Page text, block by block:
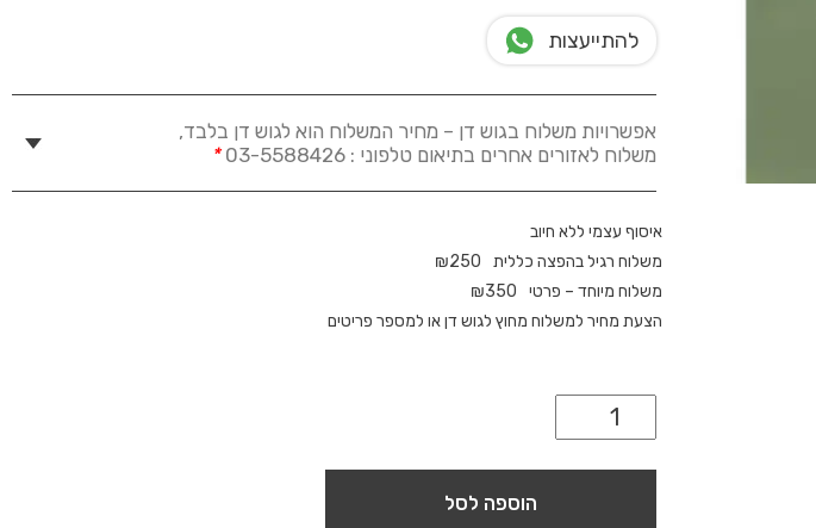
להתייעצות
אפשרויות משלוח בגוש דן – מחיר המשלוח הוא לגוש דן בלבד,
משלוח לאזורים אחרים בתיאום טלפוני : 03-5588426
*
איסוף עצמי ללא חיוב
משלוח רגיל בהפצה כללית
₪250
משלוח מיוחד – פרטי
₪350
הצעת מחיר למשלוח מחוץ לגוש דן או למספר פריטים
הוספה לסל